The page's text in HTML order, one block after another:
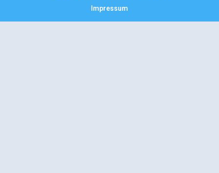
Impressum